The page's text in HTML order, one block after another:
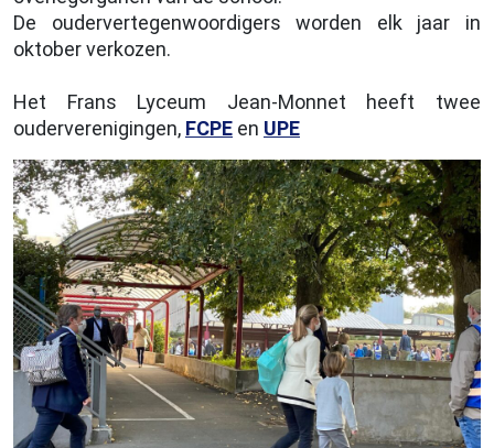
De oudervertegenwoordigers worden elk jaar in
oktober verkozen.
Het Frans Lyceum Jean-Monnet heeft twee
ouderverenigingen, FCPE en UPE